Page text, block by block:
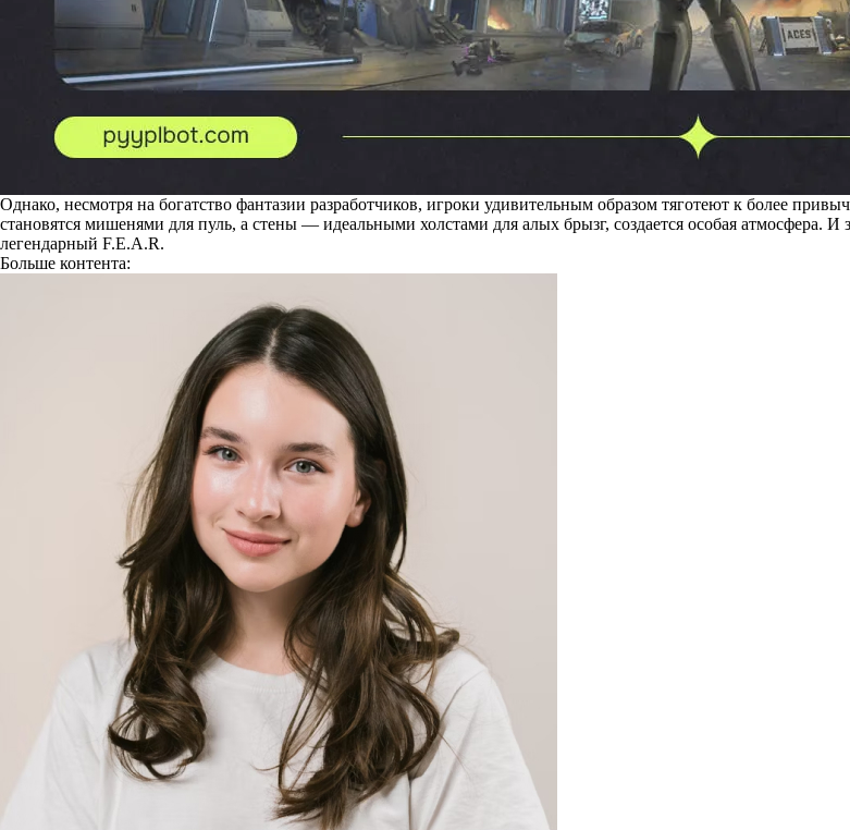
Однако, несмотря на богатство фантазии разработчиков, игроки удивительным образом тяготеют к более
становятся мишенями для пуль, а стены — идеальными холстами для алых брызг, создается особая атмосфера.
легендарный F.E.A.R.
Больше контента: